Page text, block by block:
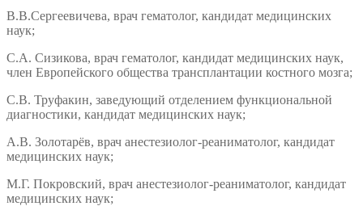
В.В.Сергеевичева, врач гематолог, кандидат медицинских
наук;
С.А. Сизикова, врач гематолог, кандидат медицинских наук,
член Европейского общества трансплантации костного мозга;
С.В. Труфакин, заведующий отделением функциональной
диагностики, кандидат медицинских наук;
А.В. Золотарёв, врач анестезиолог-реаниматолог, кандидат
медицинских наук;
М.Г. Покровский, врач анестезиолог-реаниматолог, кандидат
медицинских наук;